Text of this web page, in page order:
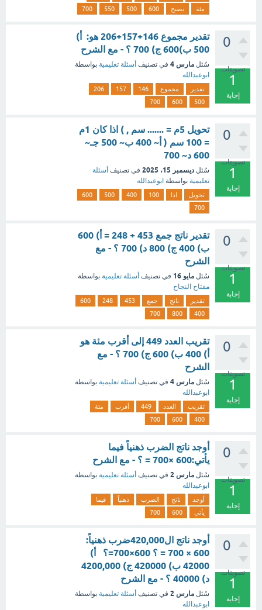
مئة
يصبح 600
500
550
700
0
تصويتات
1
إجابة
تقدير مجموع 146+157+206 هو: أ)
500 ب)600 ج) 700 ؟ - مع الشرح
سُئل مارس 4 في تصنيف أسئلة تعليمية بواسطة
ابوعبدالله
تقدير مجموع 146
157
206
500
600
700
0
تصويتات
1
إجابة
تحويل 5م = ....... سم , ) اذا كان 1م
= 100 سم ( أ~ 400 ب~ 500 جـ~
600 د~ 700
سُئل ديسمبر 15، 2025 في تصنيف أسئلة
تعليمية بواسطة ابوعبدالله
تحويل اذا 100
400
500
600
700
0
تصويتات
1
إجابة
تقدير ناتج جمع 453 + 248 = أ) 600
ب) 400 ج) 800 د) 700 ؟ - مع
الشرح
سُئل مايو 16 في تصنيف أسئلة تعليمية بواسطة
مفتاح النجاح
تقدير ناتج جمع 453
248
600
400
800
700
0
تصويتات
1
إجابة
تقريب العدد 449 إلى أقرب مئة هو
أ) 400 ب) 600 ج) 700 ؟ - مع
الشرح
سُئل مارس 4 في تصنيف أسئلة تعليمية بواسطة
ابوعبدالله
تقريب العدد 449 أقرب
مئة
400
600
700
0
تصويتات
1
إجابة
أوجد ناتج الضرب ذهنياً فيما
يأتي:600 ×700 = ؟ - مع الشرح
سُئل مارس 2 في تصنيف أسئلة تعليمية بواسطة
ابوعبدالله
أوجد ناتج الضرب ذهنياً
فيما
يأتي
600
700
0
تصويتات
1
إجابة
أوجد ناتج ال420,000ضرب ذهنياً:
600 × 700 = ؟ 600×700=؟ أ)
42000 ب) 420000 ج) 4200,000
د) 40000 ؟ - مع الشرح
سُئل مارس 2 في تصنيف أسئلة تعليمية بواسطة
ابوعبدالله